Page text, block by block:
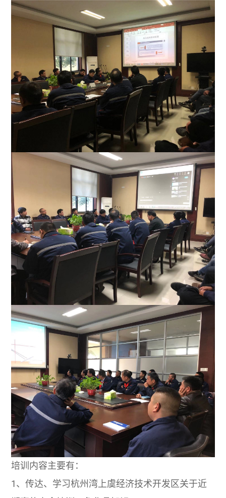
培训内容主要有：
1、传达、学习杭州湾上虞经济技术开发区关于近